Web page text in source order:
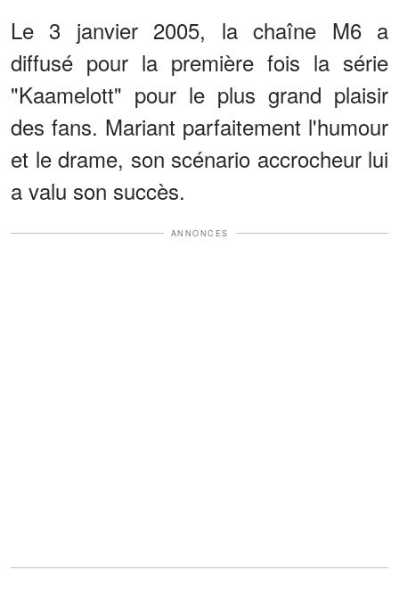
Le 3 janvier 2005, la chaîne M6 a
diffusé pour la première fois la série
"Kaamelott" pour le plus grand plaisir
des fans. Mariant parfaitement l'humour
et le drame, son scénario accrocheur lui
a valu son succès.
ANNONCES